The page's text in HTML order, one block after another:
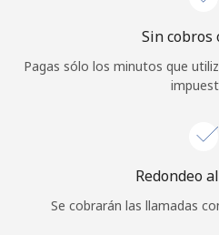
Inicia sesión o
Sin cobros
Pagas sólo los minutos que
Redondeo
Se cobrarán las llamadas